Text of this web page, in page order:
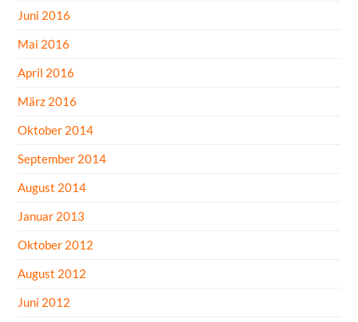
Juni 2016
Mai 2016
April 2016
März 2016
Oktober 2014
September 2014
August 2014
Januar 2013
Oktober 2012
August 2012
Juni 2012